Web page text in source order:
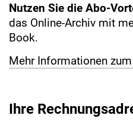
Nutzen Sie die Abo-
das Online-Archiv mit
Book.
Mehr Informationen
Ihre